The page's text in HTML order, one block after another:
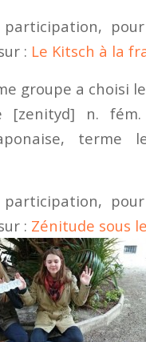
participation,
: Le Kitsch à la
groupe a choisi
[zenityd] n.
terme
participation,
: Zénitude sous